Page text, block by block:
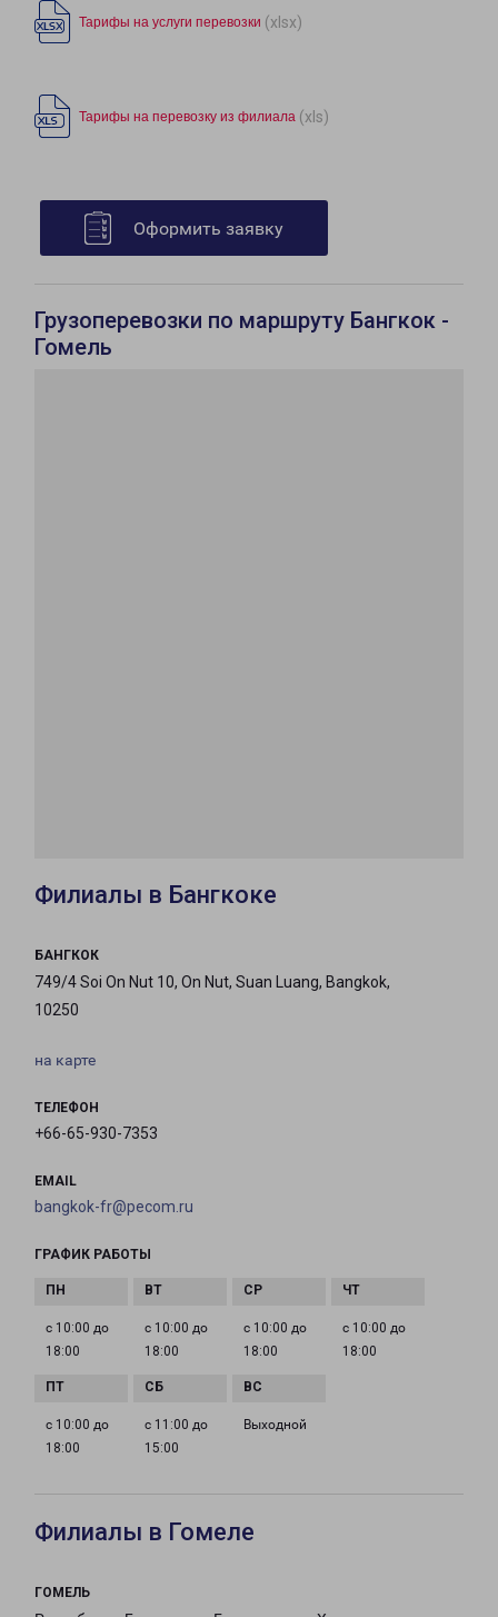
Тарифы на услуги перевозки (xlsx)
Тарифы на перевозку из филиала (xls)
Оформить заявку
Грузоперевозки по маршруту Бангкок -
Гомель
Филиалы в Бангкоке
БАНГКОК
749/4 Soi On Nut 10, On Nut, Suan Luang, Bangkok,
10250
на карте
ТЕЛЕФОН
+66-65-930-7353
EMAIL
bangkok-fr@pecom.ru
ГРАФИК РАБОТЫ
с 10:00 до
18:00
с 10:00 до
18:00
с 10:00 до
18:00
с 10:00 до
18:00
с 10:00 до
18:00
с 11:00 до
15:00
Выходной
Филиалы в Гомеле
ГОМЕЛЬ